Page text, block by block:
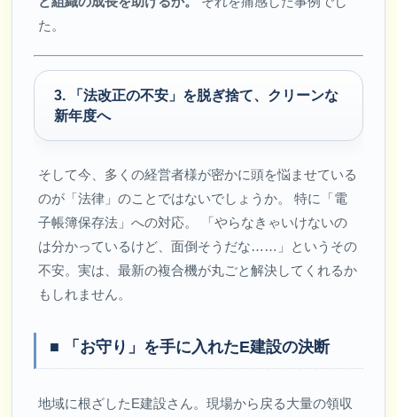
た。
3. 「法改正の不安」を脱ぎ捨て、クリーンな
新年度へ
そして今、多くの経営者様が密かに頭を悩ませている
のが「法律」のことではないでしょうか。 特に「電
子帳簿保存法」への対応。 「やらなきゃいけないの
は分かっているけど、面倒そうだな……」というその
不安。実は、最新の複合機が丸ごと解決してくれるか
もしれません。
■ 「お守り」を手に入れたE建設の決断
地域に根ざしたE建設さん。現場から戻る大量の領収